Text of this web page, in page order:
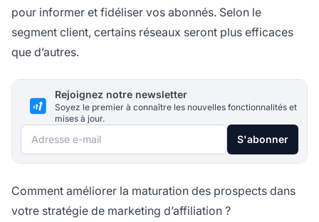
pour informer et fidéliser vos abonnés. Selon le
segment client, certains réseaux seront plus efficaces
que d’autres.
Rejoignez notre newsletter
Soyez le premier à connaître les nouvelles fonctionnalités et
mises à jour.
Adresse e-mail S'abonner
Comment améliorer la maturation des prospects dans
votre stratégie de marketing d’affiliation ?